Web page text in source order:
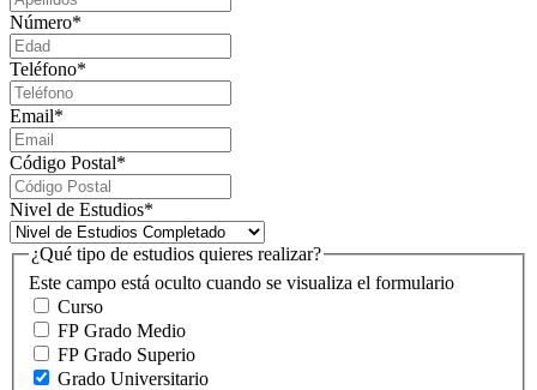
Número*
Teléfono*
Email*
Código Postal*
Nivel de Estudios*
Este campo está oculto cuando se visualiza el formulario
¿Qué tipo de estudios quieres realizar?
Curso
FP Grado Medio
FP Grado Superio
Grado Universitario